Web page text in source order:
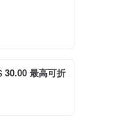
30.00 最高可折